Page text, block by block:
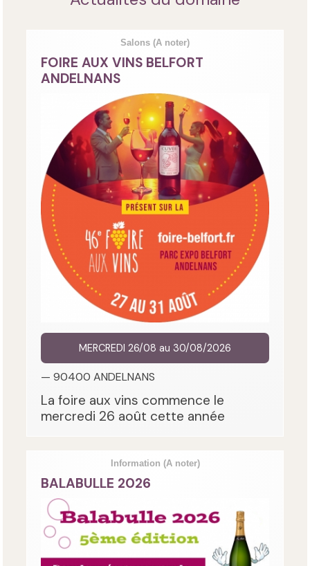
Salons (A noter)
FOIRE AUX VINS BELFORT
ANDELNANS
MERCREDI 26/08 au 30/08/2026
— 90400 ANDELNANS
La foire aux vins commence le
mercredi 26 août cette année
Information (A noter)
BALABULLE 2026